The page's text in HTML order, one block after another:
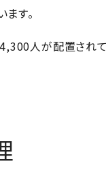
す。
人が配置され